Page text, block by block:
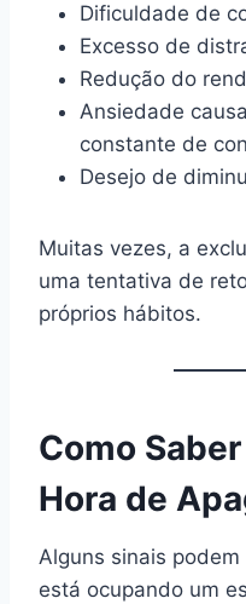
Dificuldade de
Excesso de
Redução do
Ansiedade
constante de
Desejo de
Muitas vezes, a
uma tentativa de
próprios hábitos.
Como
Hora de
Alguns sinais
está ocupando um